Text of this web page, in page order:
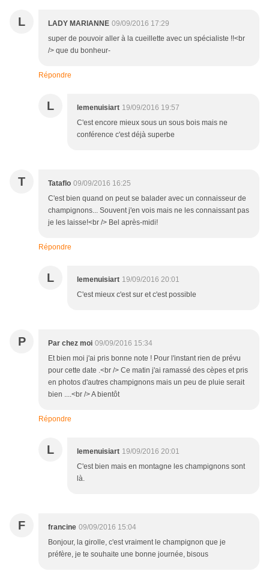
L LADY MARIANNE 09/09/2016 17:29
super de pouvoir aller à la cueillette avec un spécialiste !!<br
/> que du bonheur-
Répondre
L lemenuisiart 19/09/2016 19:57
C'est encore mieux sous un sous bois mais ne
conférence c'est déjà superbe
T Tataflo 09/09/2016 16:25
C'est bien quand on peut se balader avec un connaisseur de
champignons... Souvent j'en vois mais ne les connaissant pas
je les laisse!<br /> Bel après-midi!
Répondre
L lemenuisiart 19/09/2016 20:01
C'est mieux c'est sur et c'est possible
P Par chez moi 09/09/2016 15:34
Et bien moi j'ai pris bonne note ! Pour l'instant rien de prévu
pour cette date .<br /> Ce matin j'ai ramassé des cèpes et pris
en photos d'autres champignons mais un peu de pluie serait
bien ....<br /> A bientôt
Répondre
L lemenuisiart 19/09/2016 20:01
C'est bien mais en montagne les champignons sont
là.
F francine 09/09/2016 15:04
Bonjour, la girolle, c'est vraiment le champignon que je
préfère, je te souhaite une bonne journée, bisous